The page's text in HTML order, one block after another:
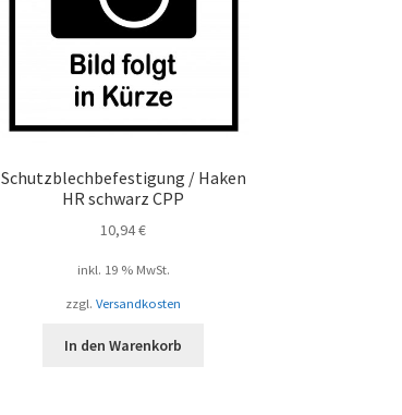
Schutzblechbefestigung / Haken
HR schwarz CPP
10,94€
inkl. 19 % MwSt.
zzgl.Versandkosten
In den Warenkorb